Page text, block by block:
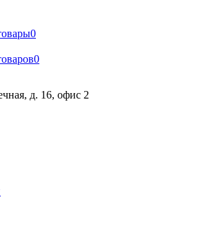
0
0
д. 16, офис 2